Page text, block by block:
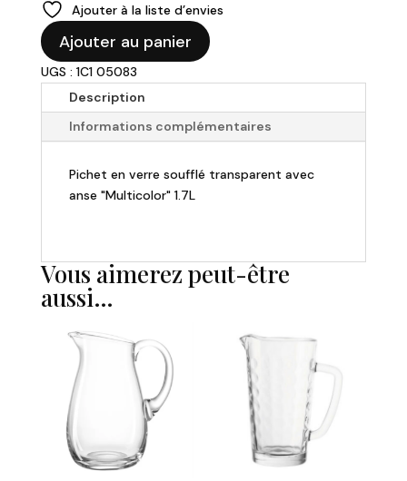
Ajouter à la liste d’envies
quantité
de
Pichet
verre
soufflé
Ajouter au panier
UGS : 1C1 05083
Description
Informations complémentaires
Pichet en verre soufflé transparent avec
anse "Multicolor" 1.7L
Vous aimerez peut-être
aussi…